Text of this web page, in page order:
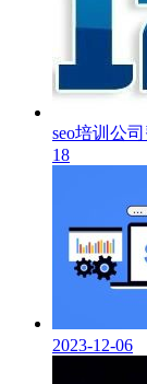
seo培训公
18
2023-12-06